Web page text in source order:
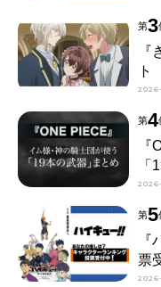
第3
ト
第4
第5
票